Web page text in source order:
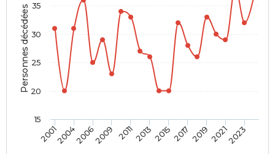
Personnes décédées
2001200420062009 2011201320152017 201920212023
15
20
25
30
35